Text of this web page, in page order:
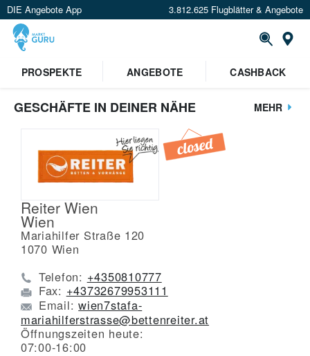
DIE Angebote App 3.812.625 Flugblätter & Angebote
PROSPEKTE
ANGEBOTE CASHBACK
GESCHÄFTE IN DEINER NÄHE MEHR
Reiter Wien
Wien
Mariahilfer Straße 120
1070 Wien
Telefon: +4350810777
Fax: +43732679953111
Email:wien7stafa-
mariahilferstrasse@bettenreiter.at
Öffnungszeiten heute:
07:00-16:00